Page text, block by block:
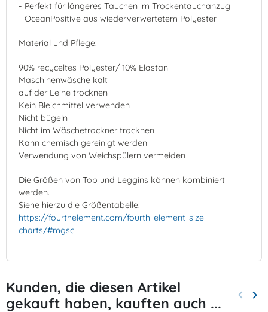
- Perfekt für längeres Tauchen im Trockentauchanzug
- OceanPositive aus wiederverwertetem Polyester
Material und Pflege:
90% recyceltes Polyester/ 10% Elastan
Maschinenwäsche kalt
auf der Leine trocknen
Kein Bleichmittel verwenden
Nicht bügeln
Nicht im Wäschetrockner trocknen
Kann chemisch gereinigt werden
Verwendung von Weichspülern vermeiden
Die Größen von Top und Leggins können kombiniert
werden.
Siehe hierzu die Größentabelle:
https://fourthelement.com/fourth-element-size-
charts/#mgsc
Kunden, die diesen Artikel
gekauft haben, kauften auch ...
Zurück
keyboard_arrow_left keyboard_arrow_right